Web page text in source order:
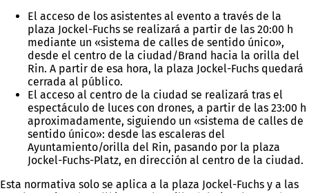
El acceso de los asistentes al evento a través de la
plaza Jockel-Fuchs se realizará a partir de las 20:00 h
mediante un «sistema de calles de sentido único»,
desde el centro de la ciudad/Brand hacia la orilla del
Rin. A partir de esa hora, la plaza Jockel-Fuchs quedará
cerrada al público.
El acceso al centro de la ciudad se realizará tras el
espectáculo de luces con drones, a partir de las 23:00 h
aproximadamente, siguiendo un «sistema de calles de
sentido único»: desde las escaleras del
Ayuntamiento/orilla del Rin, pasando por la plaza
Jockel-Fuchs-Platz, en dirección al centro de la ciudad.
Esta normativa solo se aplica a la plaza Jockel-Fuchs y a las